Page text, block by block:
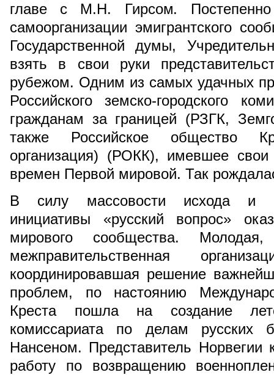
главе с М.Н. Гирсом. Постепенно
самоорганизации эмигрантского
Государственной думы,
взять в свои руки
рубежом. Одним из самых удачных
Российского земско-городского
гражданам за границей (РЗГК,
также Российское общество
организация) (РОКК), имевшее
времен Первой мировой. Так
В силу массовости исхода и
инициативы «русский вопрос»
мирового сообщества.
межправительственная
координировавшая решение
проблем, по настоянию
Креста пошла на создание
комиссариата по делам
Нансеном. Представитель
работу по возвращению